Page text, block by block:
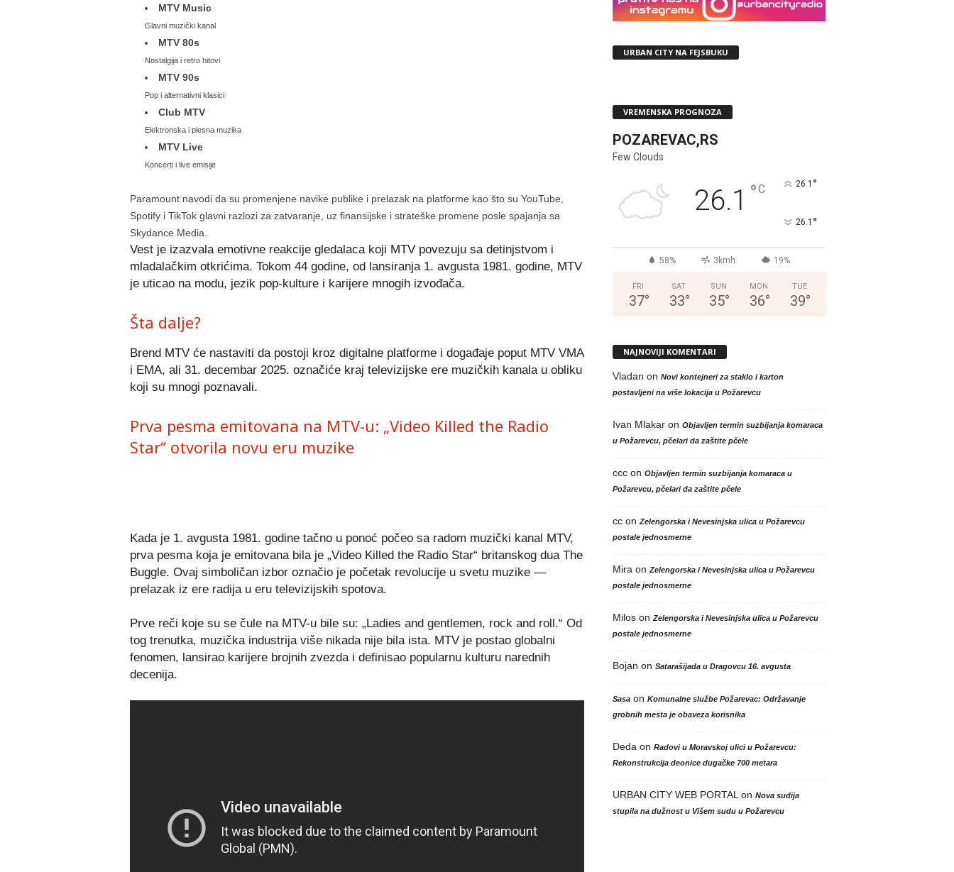
MTV Music
Glavni muzički kanal
MTV 80s
Nostalgija i retro hitovi
MTV 90s
Pop i alternativni klasici
Club MTV
Elektronska i plesna muzika
MTV Live
Koncerti i live emisije
Paramount navodi da su promenjene navike publike i prelazak na platforme kao što su YouTube,
Spotify i TikTok glavni razlozi za zatvaranje, uz finansijske i strateške promene posle spajanja sa
Skydance Media.
Vest je izazvala emotivne reakcije gledalaca koji MTV povezuju sa detinjstvom i
mladalačkim otkrićima. Tokom 44 godine, od lansiranja 1. avgusta 1981. godine, MTV
je uticao na modu, jezik pop-kulture i karijere mnogih izvođača.
Šta dalje?
Brend MTV će nastaviti da postoji kroz digitalne platforme i događaje poput MTV VMA
i EMA, ali 31. decembar 2025. označiće kraj televizijske ere muzičkih kanala u obliku
koji su mnogi poznavali.
Prva pesma emitovana na MTV-u: „Video Killed the Radio
Star“ otvorila novu eru muzike
Kada je 1. avgusta 1981. godine tačno u ponoć počeo sa radom muzički kanal MTV,
prva pesma koja je emitovana bila je „Video Killed the Radio Star“ britanskog dua The
Buggle. Ovaj simboličan izbor označio je početak revolucije u svetu muzike —
prelazak iz ere radija u eru televizijskih spotova.
Prve reči koje su se čule na MTV-u bile su: „Ladies and gentlemen, rock and roll.“ Od
tog trenutka, muzička industrija više nikada nije bila ista. MTV je postao globalni
fenomen, lansirao karijere brojnih zvezda i definisao popularnu kulturu narednih
decenija.
URBAN CITY NA FEJSBUKU
VREMENSKA PROGNOZA
POZAREVAC,RS
Few Clouds
26.1 °C 26.1 °
26.1 °
58% 3kmh 19%
FRI
37°
SAT
33°
SUN
35°
MON
36°
TUE
39°
NAJNOVIJI KOMENTARI
Vladan on Novi kontejneri za staklo i karton
postavljeni na više lokacija u Požarevcu
Ivan Mlakaron Objavljen termin suzbijanja komaraca
u Požarevcu, pčelari da zaštite pčele
cccon Objavljen termin suzbijanja komaraca u
Požarevcu, pčelari da zaštite pčele
ccon Zelengorska i Nevesinjska ulica u Požarevcu
postale jednosmerne
Mira on Zelengorska i Nevesinjska ulica u Požarevcu
postale jednosmerne
Miloson Zelengorska i Nevesinjska ulica u Požarevcu
postale jednosmerne
Bojan on Satarašijada u Dragovcu 16. avgusta
Sasaon Komunalne službe Požarevac: Održavanje
grobnih mesta je obaveza korisnika
Deda on Radovi u Moravskoj ulici u Požarevcu:
Rekonstrukcija deonice dugačke 700 metara
URBAN CITY WEB PORTAL on Nova sudija
stupila na dužnost u Višem sudu u Požarevcu